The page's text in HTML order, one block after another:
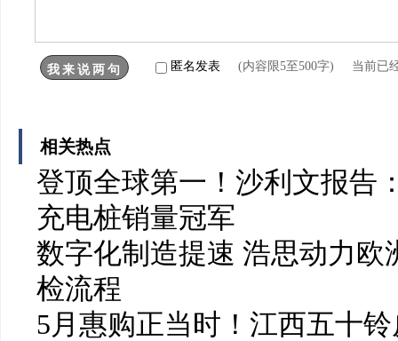
匿名发表 (内容限5至500字) 当前已
相关热点
登顶全球第一！沙利文报告
充电桩销量冠军
数字化制造提速 浩思动力
检流程
5月惠购正当时！江西五十